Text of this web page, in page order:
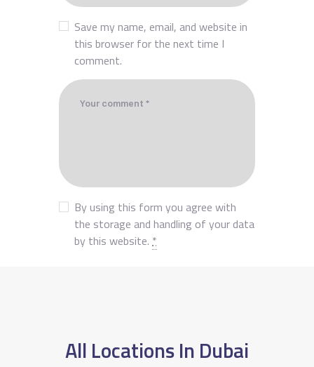
Save my name, email, and website in
this browser for the next time I
comment.
By using this form you agree with
the storage and handling of your data
by this website.*
All Locations In Dubai